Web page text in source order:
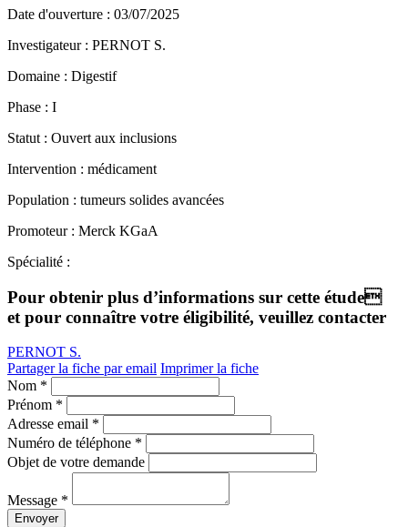
Date d'ouverture : 03/07/2025
Investigateur : PERNOT S.
Domaine : Digestif
Phase : I
Statut : Ouvert aux inclusions
Intervention : médicament
Population : tumeurs solides avancées
Promoteur : Merck KGaA
Spécialité :
Pour obtenir plus d’informations sur cette étude
et pour connaître votre éligibilité, veuillez contacter
PERNOT S.
Partager la fiche par email Imprimer la fiche
Nom *
Prénom *
Adresse email *
Numéro de téléphone *
Objet de votre demande
Message *
Envoyer